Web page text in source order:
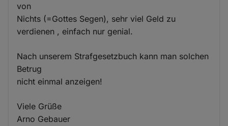
von
Nichts (=Gottes Segen), sehr viel Geld zu
verdienen , einfach nur genial.
Nach unserem Strafgesetzbuch kann man solchen
Betrug
nicht einmal anzeigen!
Viele Grüße
Arno Gebauer